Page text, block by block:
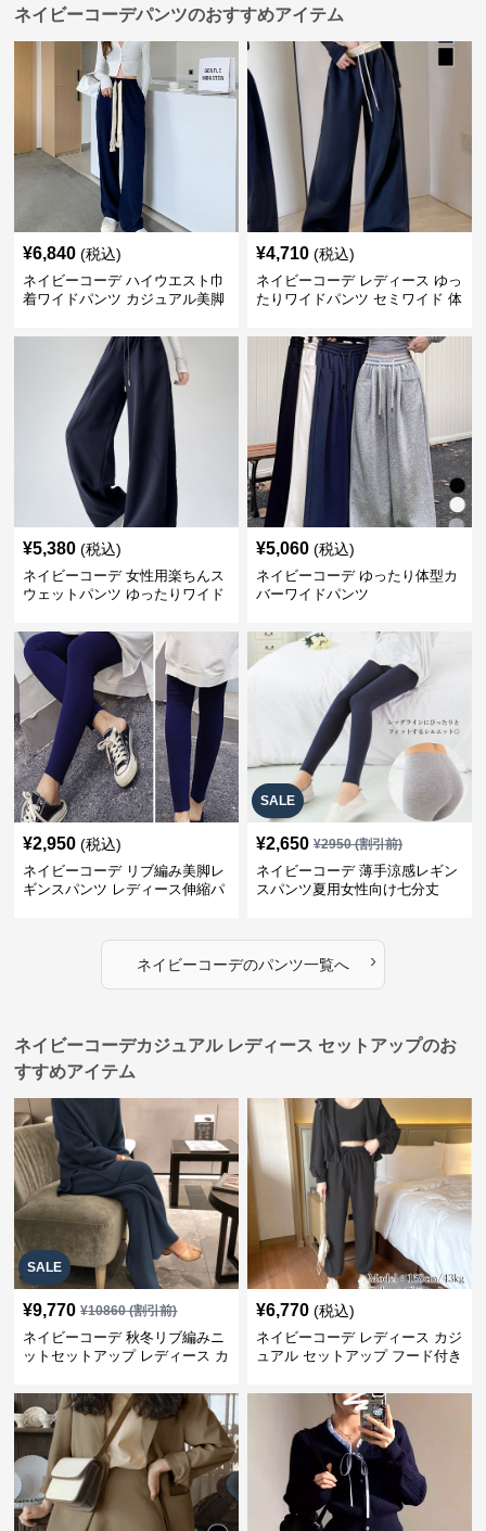
ネイビーコーデパンツのおすすめアイテム
¥6,840 (税込)
ネイビーコーデ ハイウエスト巾
着ワイドパンツ カジュアル美脚
¥4,710 (税込)
ネイビーコーデ レディース ゆっ
たりワイドパンツ セミワイド 体
¥5,380 (税込)
ネイビーコーデ 女性用楽ちんス
ウェットパンツ ゆったりワイド
¥5,060 (税込)
ネイビーコーデ ゆったり体型カ
バーワイドパンツ
¥2,950 (税込)
ネイビーコーデ リブ編み美脚レ
ギンスパンツ レディース伸縮パ
SALE
¥2,650 ¥2950(割引前)
ネイビーコーデ 薄手涼感レギン
スパンツ夏用女性向け七分丈
ネイビーコーデのパンツ一覧へ ›
ネイビーコーデカジュアル レディース セットアップのお
すすめアイテム
SALE
¥9,770 ¥10860(割引前)
ネイビーコーデ 秋冬リブ編みニ
ットセットアップ レディース カ
¥6,770 (税込)
ネイビーコーデ レディース カジ
ュアル セットアップ フード付き